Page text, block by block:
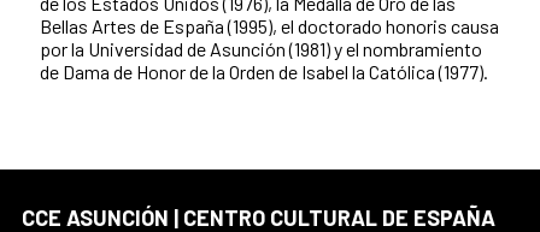
Bellas Artes de España (1995), el doctorado honoris causa
por la Universidad de Asunción (1981) y el nombramiento
de Dama de Honor de la Orden de Isabel la Católica (1977).
CCE ASUNCIÓN | CENTRO CULTURAL DE ESPAÑA